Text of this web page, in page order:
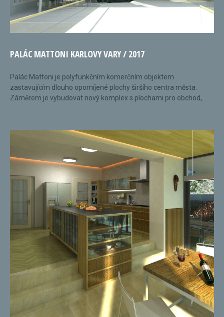
PALÁC MATTONI KARLOVY VARY / 2017
Palác Mattoni je polyfunkčním komerčním objektem
zastavujícím dlouho opomíjené plochy širšího centra města.
Záměrem je vybudovat nový komplex s plochami pro obchod,...